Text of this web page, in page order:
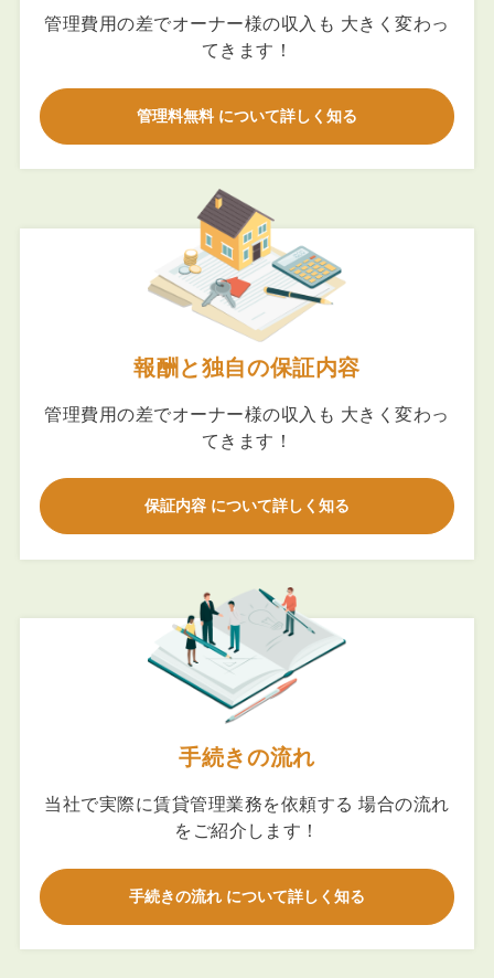
管理費用の差でオーナー様の収入も 大きく変わっ
てきます！
管理料無料 について詳しく知る
報酬と独自の保証内容
管理費用の差でオーナー様の収入も 大きく変わっ
てきます！
保証内容 について詳しく知る
手続きの流れ
当社で実際に賃貸管理業務を依頼する 場合の流れ
をご紹介します！
手続きの流れ について詳しく知る